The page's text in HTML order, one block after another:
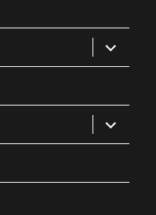
ouvrir
le
sous-
ouvrir
le
sous-